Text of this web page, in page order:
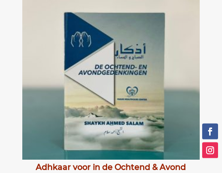
Adhkaar voor in de Ochtend & Avond